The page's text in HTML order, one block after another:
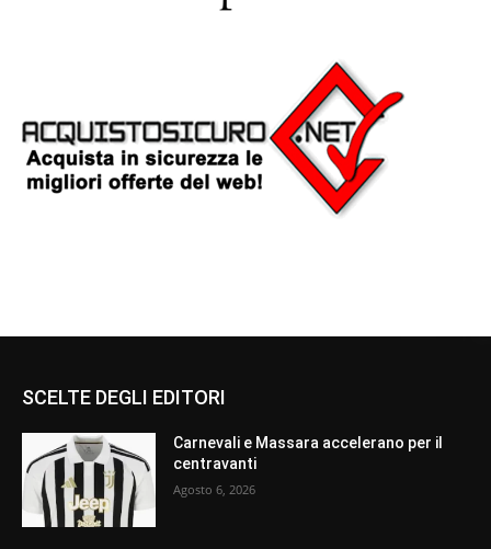
SCELTE DEGLI EDITORI
Carnevali e Massara accelerano per il
centravanti
Agosto 6, 2026